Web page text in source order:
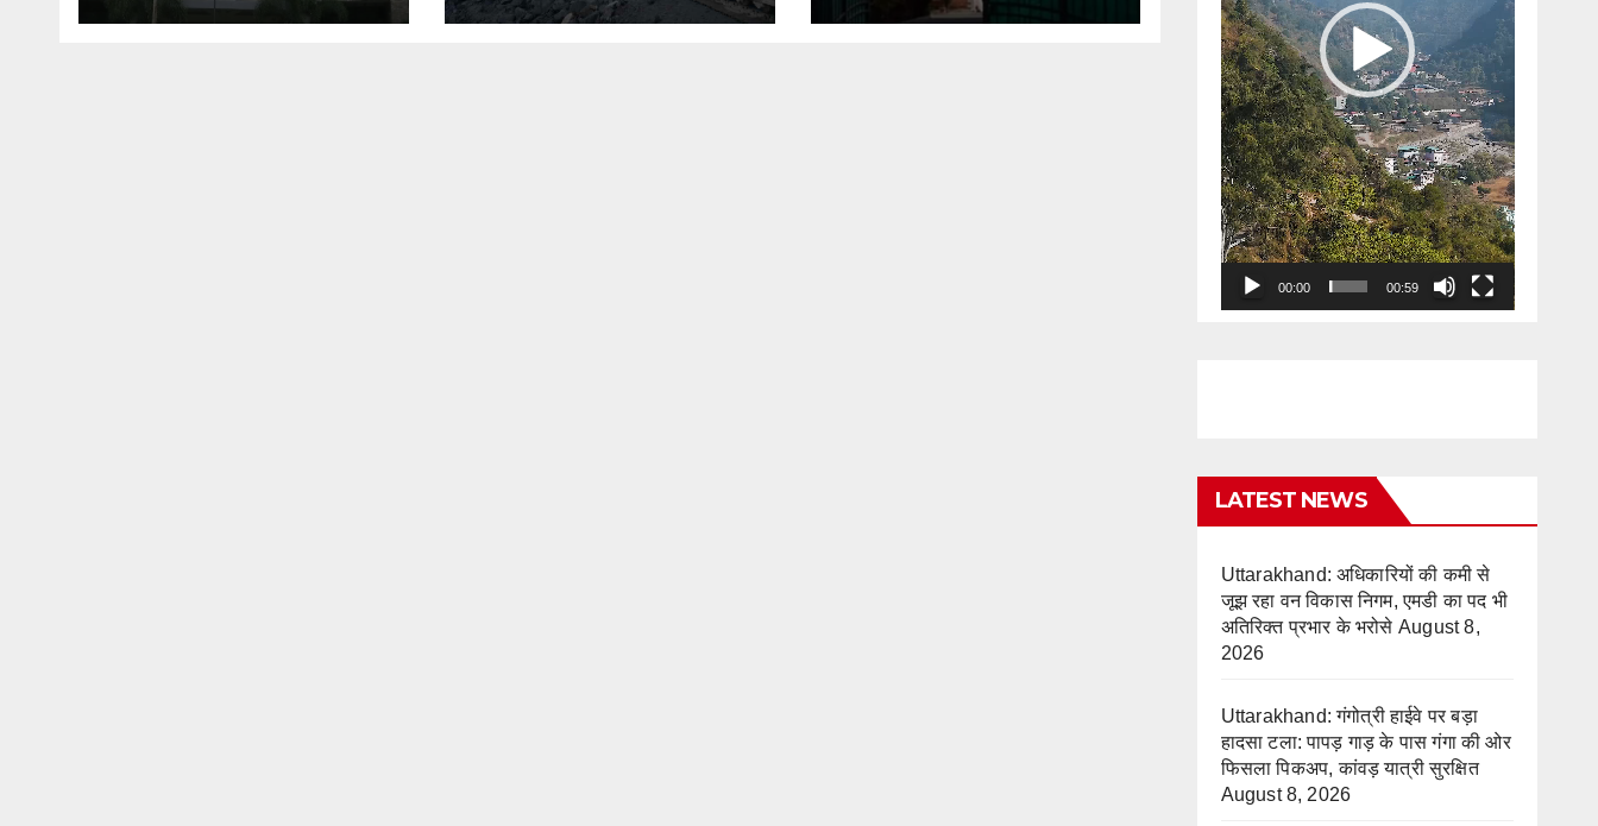
भरोसे
सुरक्षित
00:00 00:59
LATEST NEWS
Uttarakhand: अधिकारियों की कमी से
जूझ रहा वन विकास निगम, एमडी का पद भी
अतिरिक्त प्रभार के भरोसे August 8,
2026
Uttarakhand: गंगोत्री हाईवे पर बड़ा
हादसा टला: पापड़ गाड़ के पास गंगा की ओर
फिसला पिकअप, कांवड़ यात्री सुरक्षित
August 8, 2026